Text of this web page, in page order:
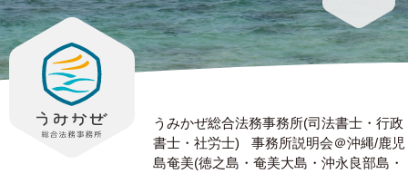
うみかぜ総合法務事務所(司法書士・行政
書士・社労士)
事務所説明会＠沖縄/鹿児
島奄美(徳之島・奄美大島・沖永良部島・